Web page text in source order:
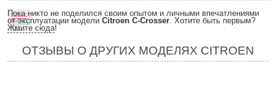
Пока никто не поделился своим опытом и личными впечатлениями
от эксплуатации модели Citroen C-Crosser. Хотите быть первым?
Жмите сюда!
ОТЗЫВЫ О ДРУГИХ МОДЕЛЯХ CITROEN